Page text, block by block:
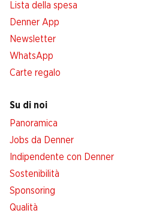
Lista della spesa
Denner App
Newsletter
WhatsApp
Carte regalo
Su di noi
Panoramica
Jobs da Denner
Indipendente con Denner
Sostenibilità
Sponsoring
Qualità